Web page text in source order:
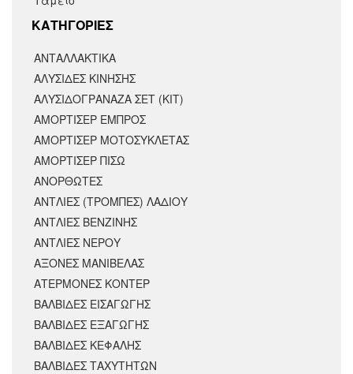
KΑΤΗΓΟΡΙΕΣ
ΑΝΤΑΛΛΑΚΤΙΚΆ
ΑΛΥΣΙΔΕΣ ΚΙΝΗΣΗΣ
ΑΛΥΣΙΔΟΓΡΑΝΑΖΑ ΣΕΤ (ΚΙΤ)
ΑΜΟΡΤΙΣΕΡ ΕΜΠΡΟΣ
ΑΜΟΡΤΙΣΈΡ ΜΟΤΟΣΥΚΛΈΤΑΣ
ΑΜΟΡΤΙΣΕΡ ΠΙΣΩ
ΑΝΟΡΘΩΤΕΣ
ΑΝΤΛΙΕΣ (ΤΡΟΜΠΕΣ) ΛΑΔΙΟΥ
ΑΝΤΛΙΕΣ ΒΕΝΖΙΝΗΣ
ΑΝΤΛΙΕΣ ΝΕΡΟΥ
ΑΞΟΝΕΣ ΜΑΝΙΒΕΛΑΣ
ΑΤΕΡΜΟΝΕΣ ΚΟΝΤΕΡ
ΒΑΛΒΙΔΕΣ ΕΙΣΑΓΩΓΗΣ
ΒΑΛΒΙΔΕΣ ΕΞΑΓΩΓΗΣ
ΒΑΛΒΙΔΕΣ ΚΕΦΑΛΗΣ
ΒΑΛΒΙΔΕΣ ΤΑΧΥΤΗΤΩΝ